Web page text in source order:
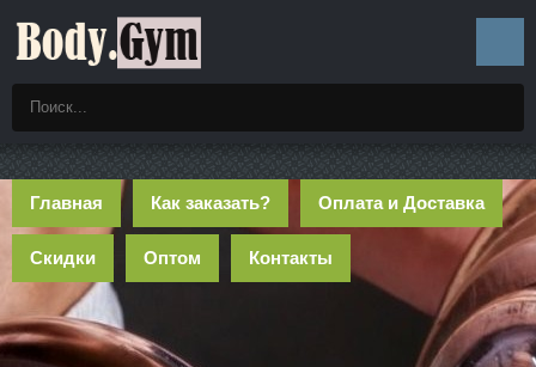
Главная Как заказать? Оплата и Доставка
Скидки Оптом Контакты